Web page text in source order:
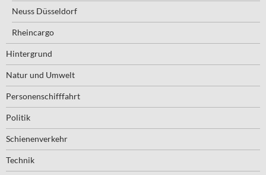
Neuss Düsseldorf
Rheincargo
Hintergrund
Natur und Umwelt
Personenschifffahrt
Politik
Schienenverkehr
Technik